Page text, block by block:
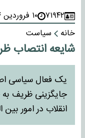
۷۱۹۴۲ ۱۰ فروردین ۱۴۰۴
خانه
سیاست
شایعه انتصاب
یک فعال سیاسی
جایگزینی ظریف به
انقلاب در امور